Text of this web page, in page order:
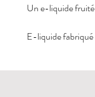
Un e-liquide fruité
E-liquide